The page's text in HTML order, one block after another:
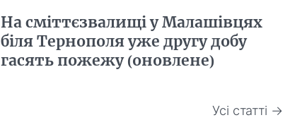
На сміттєзвалищі у Малашівцях
біля Тернополя уже другу добу
гасять пожежу (оновлене)
Усі статті →